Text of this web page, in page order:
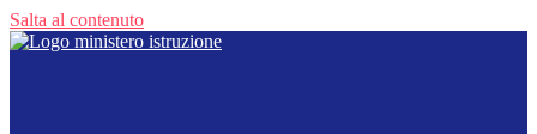
Salta al contenuto